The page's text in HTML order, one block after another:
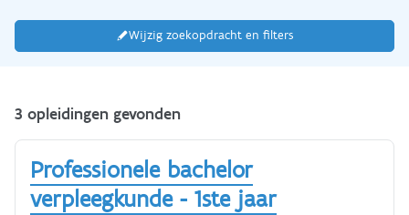
Wijzig zoekopdracht en filters
3 opleidingen gevonden
Professionele bachelor
verpleegkunde - 1ste jaar